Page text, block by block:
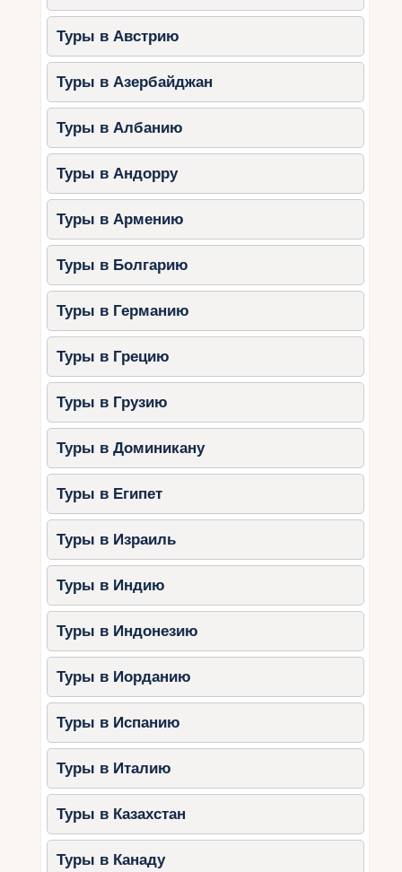
Туры в Австрию
Туры в Азербайджан
Туры в Албанию
Туры в Андорру
Туры в Армению
Туры в Болгарию
Туры в Германию
Туры в Грецию
Туры в Грузию
Туры в Доминикану
Туры в Египет
Туры в Израиль
Туры в Индию
Туры в Индонезию
Туры в Иорданию
Туры в Испанию
Туры в Италию
Туры в Казахстан
Туры в Канаду